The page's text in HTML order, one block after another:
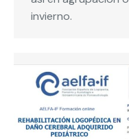
invierno.